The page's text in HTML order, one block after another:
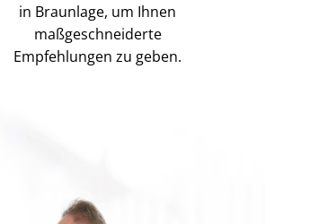
in Braunlage, um Ihnen
maß­ge­schnei­der­te
Empfehlungen zu geben.